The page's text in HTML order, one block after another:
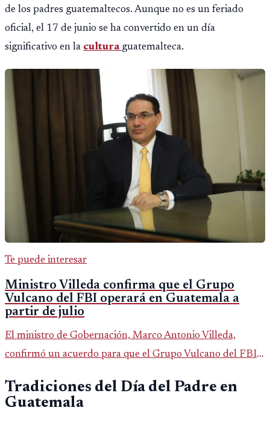
de los padres guatemaltecos. Aunque no es un feriado
oficial, el 17 de junio se ha convertido en un día
significativo en la cultura guatemalteca.
Te puede interesar
Ministro Villeda confirma que el Grupo
Vulcano del FBI operará en Guatemala a
partir de julio
El ministro de Gobernación, Marco Antonio Villeda,
confirmó un acuerdo para que el Grupo Vulcano del FBI
fallido con la administración anterior del Ministerio
Público.
Tradiciones del Día del Padre en
Guatemala